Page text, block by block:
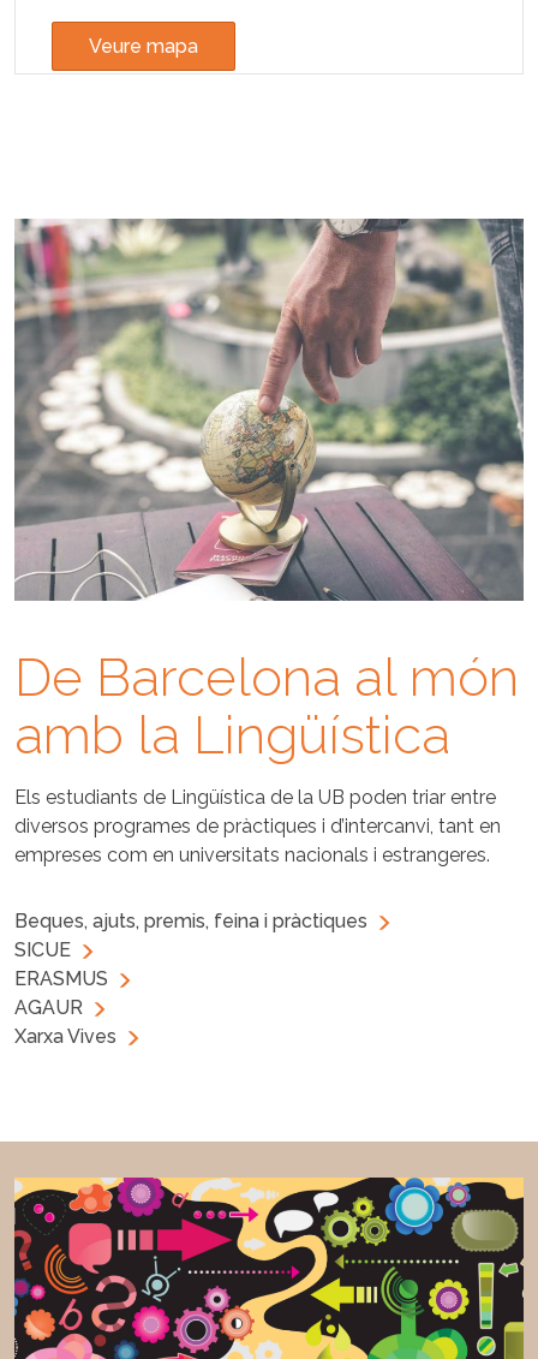
Veure mapa
De Barcelona al món
amb la Lingüística
Els estudiants de Lingüística de la UB poden triar entre
diversos programes de pràctiques i d’intercanvi, tant en
empreses com en universitats nacionals i estrangeres.
Beques, ajuts, premis, feina i pràctiques
SICUE
ERASMUS
AGAUR
Xarxa Vives